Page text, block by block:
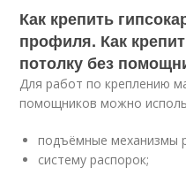
Как крепить
профиля. Как
потолку без
Для работ по креплению
помощников можно
подъёмные механизмы
систему распорок;